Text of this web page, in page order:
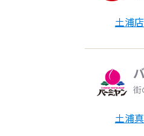
土浦店
街
土浦